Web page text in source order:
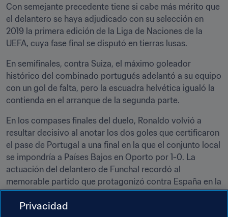
Con semejante precedente tiene si cabe más mérito que
el delantero se haya adjudicado con su selección en
2019 la primera edición de la Liga de Naciones de la
UEFA, cuya fase final se disputó en tierras lusas.
En semifinales, contra Suiza, el máximo goleador
histórico del combinado portugués adelantó a su equipo
con un gol de falta, pero la escuadra helvética igualó la
contienda en el arranque de la segunda parte.
En los compases finales del duelo, Ronaldo volvió a
resultar decisivo al anotar los dos goles que certificaron
el pase de Portugal a una final en la que el conjunto local
se impondría a Países Bajos en Oporto por 1-0. La
actuación del delantero de Funchal recordó al
memorable partido que protagonizó contra España en la
Copa Mundial de la FIFA 2018, en el que también anotó
tres goles.
Privacidad